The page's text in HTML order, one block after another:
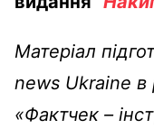
Матеріал
news Ukraine в
«Фактчек –